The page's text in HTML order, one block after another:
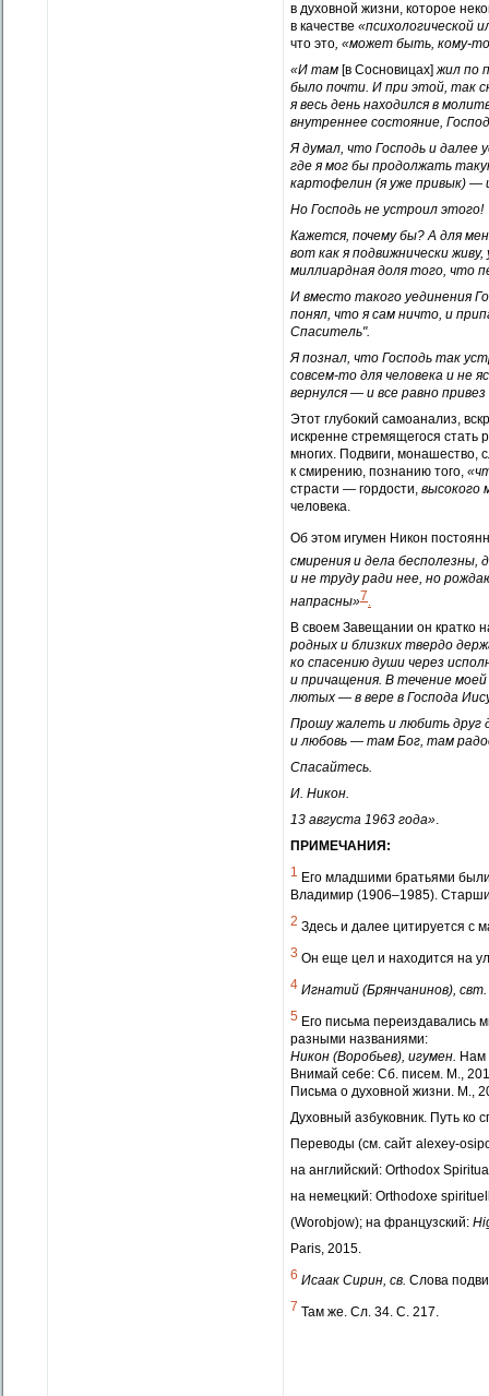
в духовной жизни, которое
в качестве «психологической
что это, «может быть, кому-
«И там [в Сосновицах]жил по
было почти. И при этой, так
я весь день находился в
внутреннее состояние,
Я думал, что Господь и далее
где я мог бы продолжать
картофелин (я уже привык) —
Но Господь не устроил этого!
Кажется, почему бы? А для
вот как я подвижнически
миллиардная доля того, что
И вместо такого уединения
понял, что я сам ничто, и
Спаситель".
Я познал, что Господь так
совсем-то для человека и не
вернулся — и все равно
Этот глубокий самоанализ,
искренне стремящегося стать
многих. Подвиги, монашество,
к смирению, познанию того,
страсти — гордости, высокого
человека.
Об этом игумен Никон
смирения и дела бесполезны,
и не труду ради нее, но
напрасны»7.
В своем Завещании он кратко
родных и близких твердо
ко спасению души через
и причащения. В течение
лютых — в вере в Господа
Прошу жалеть и любить друг
и любовь — там Бог, там
Спасайтесь.
И. Никон.
13 августа 1963 года».
ПРИМЕЧАНИЯ:
1 Его младшими братьями
Владимир (1906–1985).
2 Здесь и далее цитируется с
3 Он еще цел и находится на
4 Игнатий (Брянчанинов), свт.
5 Его письма переиздавались
разными названиями:
Никон (Воробьев), игумен. Нам
Внимай себе: Сб. писем. М.,
Письма о духовной жизни. М.,
Духовный азбуковник. Путь
Переводы (см. сайт alexey-
на английский: Orthodox
на немецкий: Orthodoxe
(Worobjow); на французский:
Paris, 2015.
6 Исаак Сирин, св. Слова
7 Там же. Сл. 34. С. 217.